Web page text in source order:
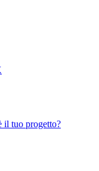
il tuo progetto?